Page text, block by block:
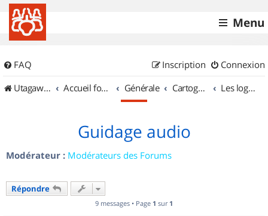
Menu
FAQ Connexion
Inscription
UtagawaVTT (Randos VTT et VTTAE avec traces GPS)
Accueil forum Générale Cartographie et GPS Les logiciels
Guidage audio
Modérateur : Modérateurs des Forums
Répondre
9 messages • Page 1 sur 1